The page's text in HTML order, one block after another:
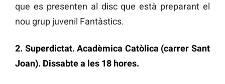
que es presenten al disc que està preparant el
nou grup juvenil Fantàstics.
2. Superdictat. Acadèmica Catòlica (carrer Sant
Joan). Dissabte a les 18 hores.